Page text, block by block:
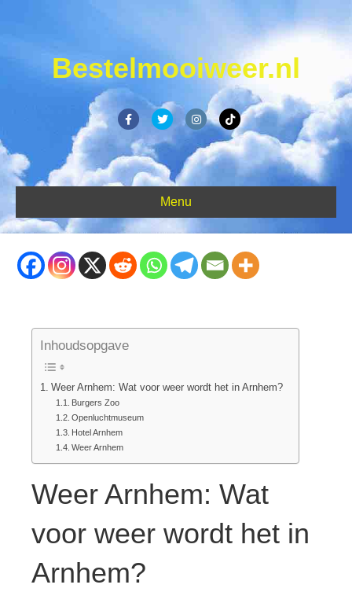
Bestelmooiweer.nl
FacebookTwitterInstagram
Tiktok
Menu
Inhoudsopgave
Weer Arnhem: Wat voor weer wordt het in Arnhem?
Burgers Zoo
Openluchtmuseum
Hotel Arnhem
Weer Arnhem
Weer Arnhem: Wat
voor weer wordt het in
Arnhem?